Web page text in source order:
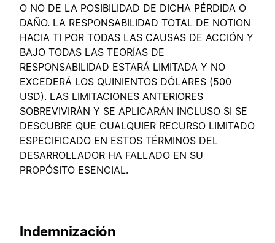
O NO DE LA POSIBILIDAD DE DICHA PÉRDIDA O
DAÑO. LA RESPONSABILIDAD TOTAL DE NOTION
HACIA TI POR TODAS LAS CAUSAS DE ACCIÓN Y
BAJO TODAS LAS TEORÍAS DE
RESPONSABILIDAD ESTARÁ LIMITADA Y NO
EXCEDERÁ LOS QUINIENTOS DÓLARES (500
USD). LAS LIMITACIONES ANTERIORES
SOBREVIVIRÁN Y SE APLICARÁN INCLUSO SI SE
DESCUBRE QUE CUALQUIER RECURSO LIMITADO
ESPECIFICADO EN ESTOS TÉRMINOS DEL
DESARROLLADOR HA FALLADO EN SU
PROPÓSITO ESENCIAL.
Indemnización